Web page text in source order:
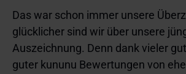
Das war schon immer unsere
glücklicher sind wir über unsere
Auszeichnung. Denn dank vieler
guter kununu Bewertungen von